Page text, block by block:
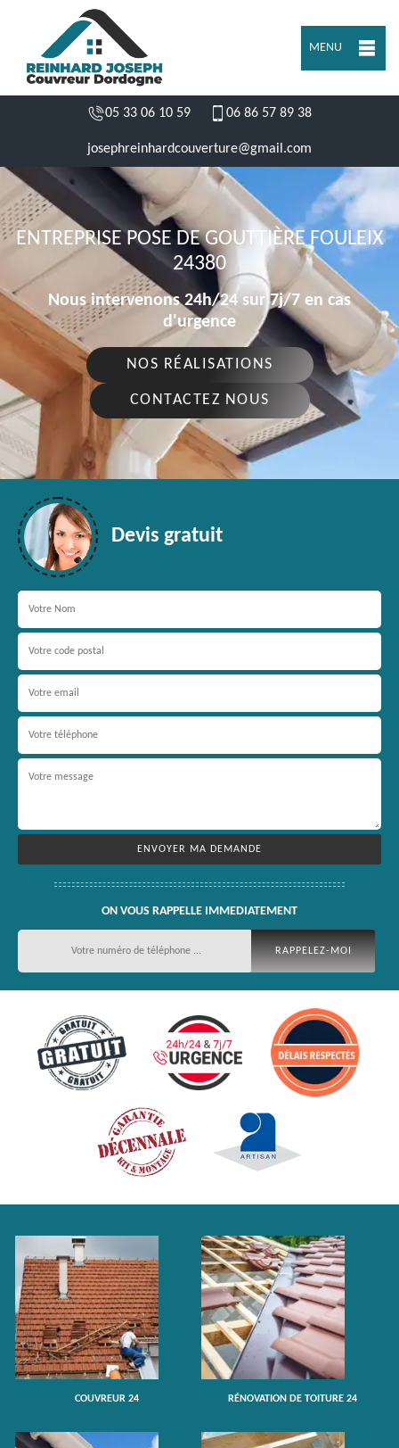
MENU
05 33 06 10 59 06 86 57 89 38
josephreinhardcouverture@gmail.com
ENTREPRISE POSE DE GOUTTIÈRE FOULEIX
24380
Nous intervenons 24h/24 sur 7j/7 en cas
d'urgence
NOS RÉALISATIONS
CONTACTEZ NOUS
Devis gratuit
ON VOUS RAPPELLE IMMEDIATEMENT
COUVREUR 24 RÉNOVATION DE TOITURE 24